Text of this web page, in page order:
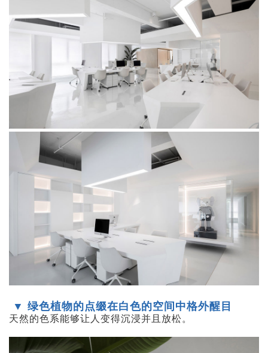
▼ 绿色植物的点缀在白色的空间中格外醒目
天然的色系能够让人变得沉浸并且放松。